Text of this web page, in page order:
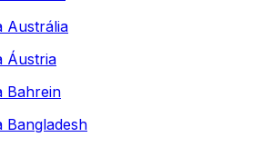
Austrália
Áustria
Bahrein
Bangladesh